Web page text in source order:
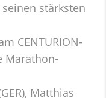
stärksten
CENTURION-
Marathon-
Matthias